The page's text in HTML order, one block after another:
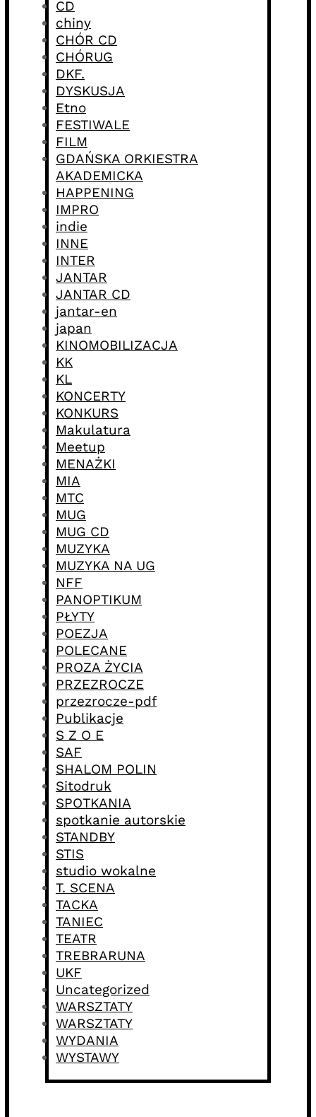
CD
chiny
CHÓR CD
CHÓRUG
DKF.
DYSKUSJA
Etno
FESTIWALE
FILM
GDAŃSKA ORKIESTRA
AKADEMICKA
HAPPENING
IMPRO
indie
INNE
INTER
JANTAR
JANTAR CD
jantar-en
japan
KINOMOBILIZACJA
KK
KL
KONCERTY
KONKURS
Makulatura
Meetup
MENAŻKI
MIA
MTC
MUG
MUG CD
MUZYKA
MUZYKA NA UG
NFF
PANOPTIKUM
PŁYTY
POEZJA
POLECANE
PROZA ŻYCIA
PRZEZROCZE
przezrocze-pdf
Publikacje
S Z O E
SAF
SHALOM POLIN
Sitodruk
SPOTKANIA
spotkanie autorskie
STANDBY
STIS
studio wokalne
T. SCENA
TACKA
TANIEC
TEATR
TREBRARUNA
UKF
Uncategorized
WARSZTATY
WARSZTATY
WYDANIA
WYSTAWY